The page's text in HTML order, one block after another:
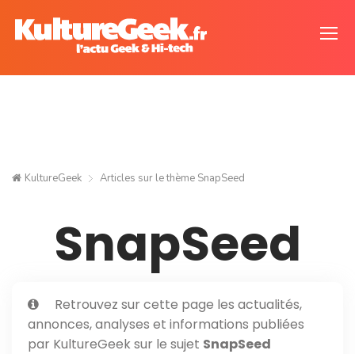
KultureGeek Articles sur le thème SnapSeed
SnapSeed
Retrouvez sur cette page les actualités,
annonces, analyses et informations publiées
par KultureGeek sur le sujet SnapSeed